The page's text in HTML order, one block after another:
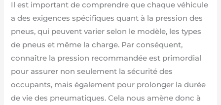
Il est important de comprendre que chaque véhicule
a des exigences spécifiques quant à la pression des
pneus, qui peuvent varier selon le modèle, les types
de pneus et même la charge. Par conséquent,
connaître la pression recommandée est primordial
pour assurer non seulement la sécurité des
occupants, mais également pour prolonger la durée
de vie des pneumatiques. Cela nous amène donc à